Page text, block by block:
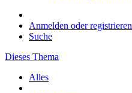
Anmelden oder registrieren
Suche
Dieses Thema
Alles